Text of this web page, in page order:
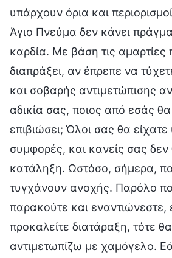
υπάρχουν όρια και
Άγιο Πνεύμα δεν κάνει
καρδία. Με βάση τις αμαρτίες
διαπράξει, αν έπρεπε να
και σοβαρής αντιμετώπισης
αδικία σας, ποιος από εσάς
επιβιώσει; Όλοι σας θα είχατε
συμφορές, και κανείς σας δεν
κατάληξη. Ωστόσο, σήμερα,
τυγχάνουν ανοχής. Παρόλο
παρακούτε και
προκαλείτε διατάραξη, τότε
αντιμετωπίζω με χαμόγελο.